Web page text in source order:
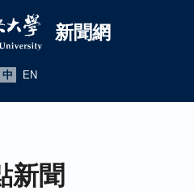
網
新聞網
中 EN
新聞